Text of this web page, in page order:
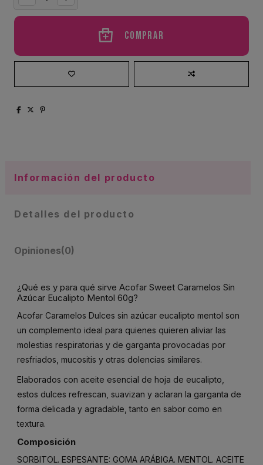
Comprar
Información del producto
Detalles del producto
Opiniones(0)
¿Qué es y para qué sirve Acofar Sweet Caramelos Sin
Azúcar Eucalipto Mentol 60g?
Acofar Caramelos Dulces sin azúcar eucalipto mentol son
un complemento ideal para quienes quieren aliviar las
molestias respiratorias y de garganta provocadas por
resfriados, mucositis y otras dolencias similares.
Elaborados con aceite esencial de hoja de eucalipto,
estos dulces refrescan, suavizan y aclaran la garganta de
forma delicada y agradable, tanto en sabor como en
textura.
Composición
SORBITOL. ESPESANTE: GOMA ARÁBIGA. MENTOL. ACEITE